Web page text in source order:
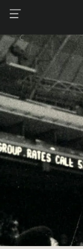
매거진 상세보기